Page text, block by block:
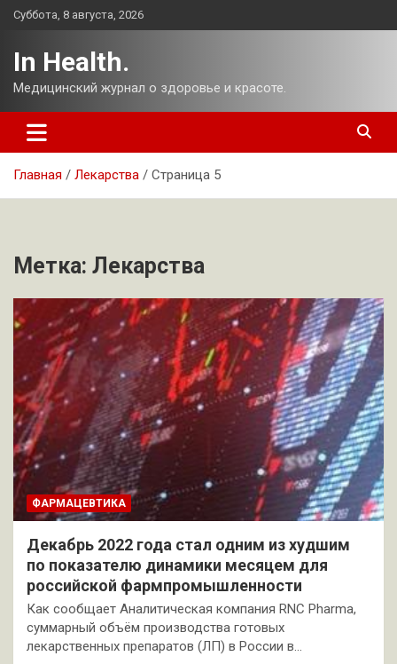
Перейти
Суббота, 8 августа, 2026
In Health.
Медицинский журнал о здоровье и красоте.
Главная Лекарства Страница 5
Метка: Лекарства
ФАРМАЦЕВТИКА
Декабрь 2022 года стал одним из худшим
по показателю динамики месяцем для
российской фармпромышленности
Как сообщает Аналитическая компания RNC Pharma,
суммарный объём производства готовых
лекарственных препаратов (ЛП) в России в…